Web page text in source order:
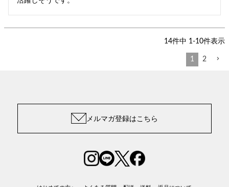
14件中 1-10件表示
1 2
メルマガ登録はこちら